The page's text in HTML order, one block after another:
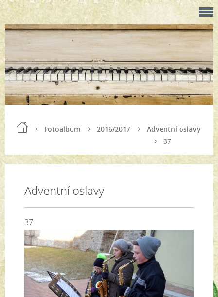
Fotoalbum 2016/2017
Adventní oslavy
37
Adventní oslavy
37